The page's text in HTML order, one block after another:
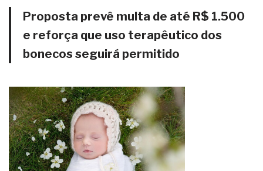
Proposta prevê multa de até R$ 1.500
e reforça que uso terapêutico dos
bonecos seguirá permitido